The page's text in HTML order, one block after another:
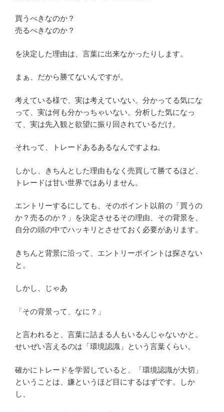
買うべきなのか？
売るべきなのか？
を決定した理由は、言葉に出来なかったりします。
まぁ、だから勝てないんですが。
考えている様で、実は考えていない。分かってる気にな
って、実は何も分かっちゃいない。分析した気になっ
て、実は先入観と欲望に振り回されているだけ。
それって、トレードあるあるなんですよね。
しかし、きちんとした理由もなく売買して勝てるほど、
トレードは甘い世界ではありません。
エントリーするにしても、そのポイント以前の「買うの
か？売るのか？」を決定させるその理由、その背景を、
自分の頭の中でハッキリとさせておく必要があります。
きちんと背景に沿って、エントリーポイントは探さない
と。
しかし、じゃあ
「その背景って、なに？」
と言われると、言葉に詰まる人もいるんじゃないかと。
せいぜい言えるのは「環境認識」という言葉くらい。
確かにトレードを学習していると、「環境認識が大切」
ということは、嫌というほど目にするはずです。しか
し、